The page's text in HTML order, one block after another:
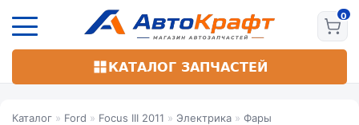
основному
КАТАЛОГ ЗАПЧАСТЕЙ
Каталог » Ford » Focus III 2011 » Электрика » Фары